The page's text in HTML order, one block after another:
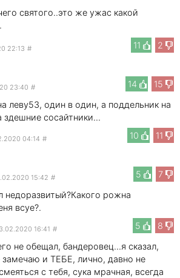
святого..это же ужас какой
11
2
22:13 #
14
15
23:40 #
леву53, один в один, а поддельник на
здешние сосайтники...
10
11
04:14 #
5
7
15:42 #
недоразвитый?Какого рожна
всуе?.
5
8
16:41 #
не обещал, бандеровец...я сказал,
замечаю и ТЕБЕ, лично, давно не
с тебя, сука мрачная, всегда